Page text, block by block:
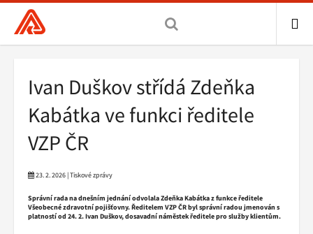
Všeobecná
zdravotní
hlavní
stránka
Drobečková
navigace
Ivan Duškov střídá Zdeňka
Kabátka ve funkci ředitele
VZP ČR
23. 2. 2026 | Tiskové zprávy
Správní rada na dnešním jednání odvolala Zdeňka Kabátka z funkce ředitele
Všeobecné zdravotní pojišťovny. Ředitelem VZP ČR byl správní radou jmenován s
platností od 24. 2. Ivan Duškov, dosavadní náměstek ředitele pro služby klientům.